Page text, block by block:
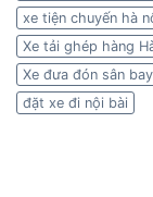
xe tiện chuyến hà
Xe tải ghép hàng
Xe đưa đón sân bay
đặt xe đi nội bài